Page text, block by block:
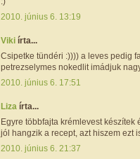
2010. június 6. 13:19
Viki írta...
Csipetke tündéri :)))) a leves pedig
petrezselymes nokedlit imádjuk
2010. június 6. 17:51
Liza írta...
Egyre többfajta krémlevest
jól hangzik a recept, azt hiszem ezt
2010. június 6. 21:37